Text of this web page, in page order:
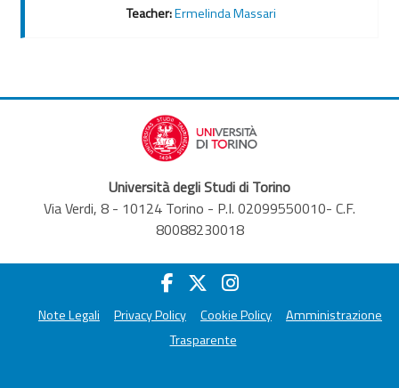
Teacher:Ermelinda Massari
Università degli Studi di Torino
Via Verdi, 8 - 10124 Torino - P.I. 02099550010- C.F.
80088230018
Note Legali Privacy Policy Cookie Policy
Amministrazione
Trasparente